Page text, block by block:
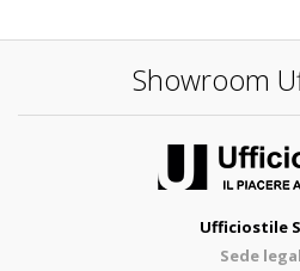
Showroom
Ufficiostile
Sede